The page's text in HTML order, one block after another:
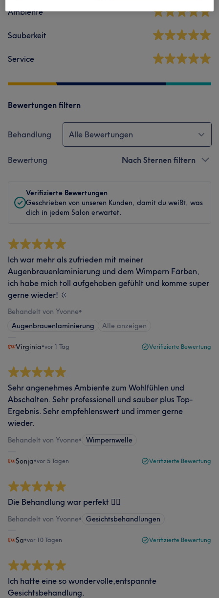
Ambiente
Sauberkeit
Service
Bewertungen filtern
Behandlung Alle Bewertungen
Bewertung Nach Sternen filtern
Verifizierte Bewertungen
Geschrieben von unseren Kunden, damit du weißt, was
dich in jedem Salon erwartet.
Ich war mehr als zufrieden mit meiner
Augenbrauenlaminierung und dem Wimpern Färben,
ich habe mich toll aufgehoben gefühlt und komme super
gerne wieder! 🔆
Behandelt von Yvonne•
Augenbrauenlaminierung
Alle anzeigen
Virginia•vor 1 Tag Verifizierte Bewertung
Sehr angenehmes Ambiente zum Wohlfühlen und
Abschalten. Sehr professionell und sauber plus Top-
Ergebnis. Sehr empfehlenswert und immer gerne
wieder.
Behandelt von Yvonne• Wimpernwelle
Sonja•vor 5 Tagen Verifizierte Bewertung
Die Behandlung war perfekt 👌🏼
Behandelt von Yvonne• Gesichtsbehandlungen
Sa•vor 10 Tagen Verifizierte Bewertung
Ich hatte eine so wundervolle,entspannte
Gesichtsbehandlung.